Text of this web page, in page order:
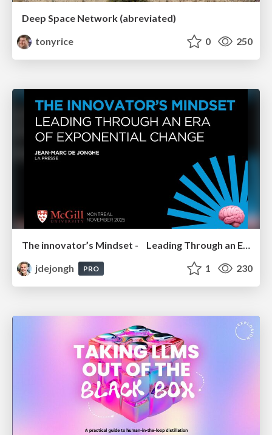
Deep Space Network (abreviated)
tonyrice
0 250
jdejongh
PRO 1 230